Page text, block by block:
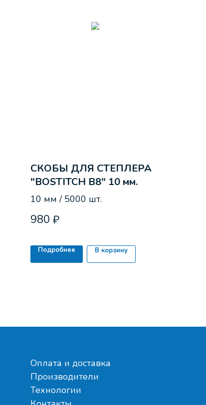
СКОБЫ ДЛЯ СТЕПЛЕРА
"BOSTITCH В8" 10 мм.
10 мм / 5000 шт.
980 ₽
Подробнее В корзину
Оплата и доставка
Производители
Технологии